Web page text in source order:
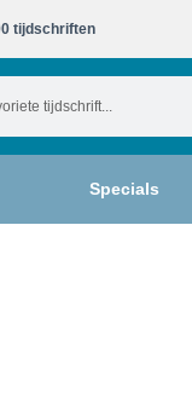
tijdschriften​
Specials